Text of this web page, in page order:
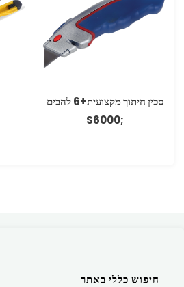
סכין חיתוך מקצועית+6 להבים
;S6000
חיפוש כללי באתר